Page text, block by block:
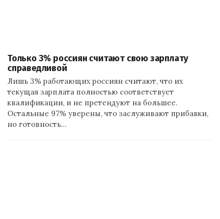
Только 3% россиян считают свою зарплату
справедливой
Лишь 3% работающих россиян считают, что их
текущая зарплата полностью соответствует
квалификации, и не претендуют на большее.
Остальные 97% уверены, что заслуживают прибавки,
но готовность…